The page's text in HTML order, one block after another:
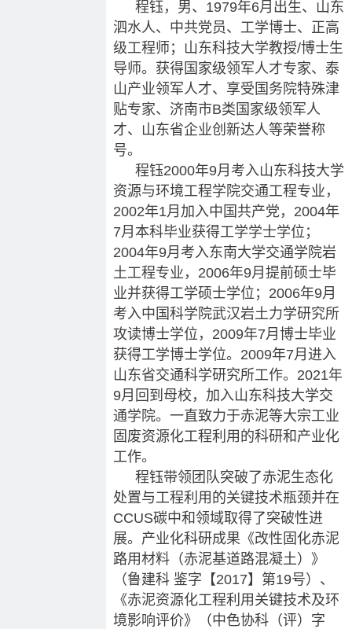
程钰，男、1979年6月出生、山东
泗水人、中共党员、工学博士、正高
级工程师；山东科技大学教授/博士生
导师。获得国家级领军人才专家、泰
山产业领军人才、享受国务院特殊津
贴专家、济南市B类国家级领军人
才、山东省企业创新达人等荣誉称
号。
程钰2000年9月考入山东科技大学
资源与环境工程学院交通工程专业，
2002年1月加入中国共产党，2004年
7月本科毕业获得工学学士学位；
2004年9月考入东南大学交通学院岩
土工程专业，2006年9月提前硕士毕
业并获得工学硕士学位；2006年9月
考入中国科学院武汉岩土力学研究所
攻读博士学位，2009年7月博士毕业
获得工学博士学位。2009年7月进入
山东省交通科学研究所工作。2021年
9月回到母校，加入山东科技大学交
通学院。一直致力于赤泥等大宗工业
固废资源化工程利用的科研和产业化
工作。
程钰带领团队突破了赤泥生态化
处置与工程利用的关键技术瓶颈并在
CCUS碳中和领域取得了突破性进
展。产业化科研成果《改性固化赤泥
路用材料（赤泥基道路混凝土）》
（鲁建科 鉴字【2017】第19号）、
《赤泥资源化工程利用关键技术及环
境影响评价》（中色协科（评）字